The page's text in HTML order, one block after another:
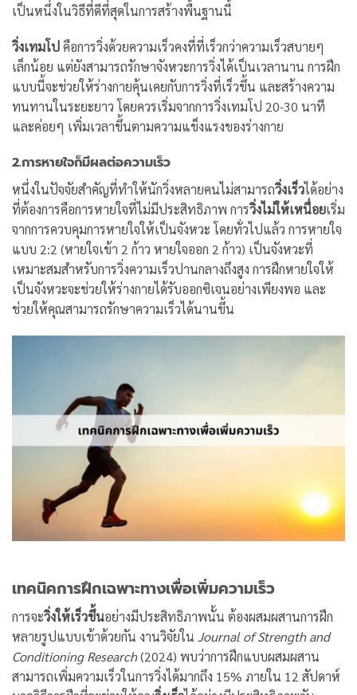
เป็นหนึ่งในวิธีที่ดีที่สุดในการสร้างพื้นฐานนี้
วิ่งเทมโปคือการวิ่งด้วยความเร็วคงที่ที่เร็วกว่าความเร็วสบายๆ
เล็กน้อย แต่ยังสามารถรักษาจังหวะการวิ่งได้เป็นเวลานาน การฝึก
แบบนี้จะช่วยให้ร่างกายคุ้นเคยกับการวิ่งที่เร็วขึ้น และสร้างความ
ทนทานในระยะยาว โดยควรเริ่มจากการวิ่งเทมโป 20-30 นาที
และค่อยๆ เพิ่มเวลาขึ้นตามความแข็งแรงของร่างกาย
2.การหายใจก็มีผลต่อความเร็ว
หนึ่งในปัจจัยสำคัญที่ทำให้นักวิ่งหลายคนไม่สามารถวิ่งเร็วได้อย่าง
ที่ต้องการคือการหายใจที่ไม่มีประสิทธิภาพ การวิ่งไม่ให้เหนื่อยเริ่ม
จากการควบคุมการหายใจให้เป็นจังหวะ โดยทั่วไปแล้ว การหายใจ
แบบ 2:2 (หายใจเข้า 2 ก้าว หายใจออก 2 ก้าว) เป็นจังหวะที่
เหมาะสมสำหรับการวิ่งความเร็วปานกลางถึงสูง การฝึกหายใจให้
เป็นจังหวะจะช่วยให้ร่างกายได้รับออกซิเจนอย่างเพียงพอ และ
ช่วยให้คุณสามารถรักษาความเร็วได้นานขึ้น
เทคนิคการฝึกเฉพาะทางเพื่อเพิ่มความเร็ว
การจะวิ่งให้เร็วขึ้นอย่างมีประสิทธิภาพนั้น ต้องผสมผสานการฝึก
หลายรูปแบบเข้าด้วยกัน งานวิจัยใน Journal of Strength and
Conditioning Research(2024) พบว่าการฝึกแบบผสมผสาน
สามารถเพิ่มความเร็วในการวิ่งได้มากถึง 15% ภายใน 12 สัปดาห์